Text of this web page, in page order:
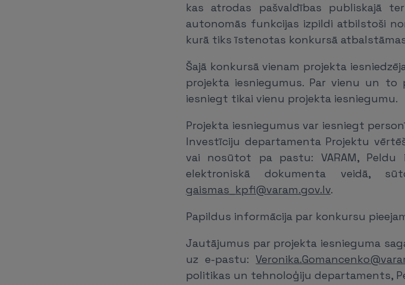
kas atrodas pašvaldības publiskajā
autonomās funkcijas izpildi atbilstoši
kurā tiks īstenotas konkursā
Šajā konkursā vienam projekta
projekta iesniegumus. Par vienu un
iesniegt tikai vienu projekta iesniegumu.
Projekta iesniegumus var iesniegt
Investīciju departamenta Projektu
vai nosūtot pa pastu: VARAM, Peldu
elektroniskā dokumenta veidā,
gaismas_kpfi@varam.gov.lv.
Papildus informācija par konkursu
Jautājumus par projekta iesnieguma
uz e-pastu:
politikas un tehnoloģiju departaments,